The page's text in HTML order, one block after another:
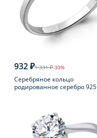
932 ₽1 331 ₽-30%
Серебряное кольцо
родированное серебро 925